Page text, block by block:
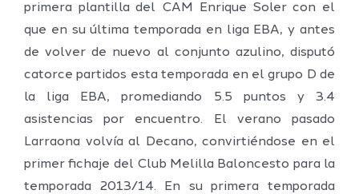
primera plantilla del CAM Enrique Soler con el
que en su última temporada en liga EBA, y antes
de volver de nuevo al conjunto azulino, disputó
catorce partidos esta temporada en el grupo D de
la liga EBA, promediando 5.5 puntos y 3.4
asistencias por encuentro. El verano pasado
Larraona volvía al Decano, convirtiéndose en el
primer fichaje del Club Melilla Baloncesto para la
temporada 2013/14. En su primera temporada